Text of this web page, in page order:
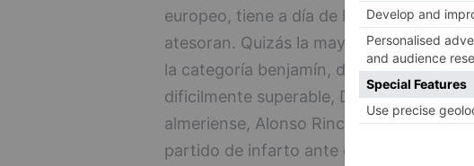
europeo, tiene a día de hoy, mucho más
atesoran. Quizás la mayor alegría en la
la categoría benjamín, donde la final ha
dificilmente superable, Daniel Berzosa,
almeriense, Alonso Rincón ( 3/0 ) y
partido de infarto ante el murciano,